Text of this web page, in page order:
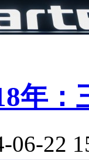
年
06-22